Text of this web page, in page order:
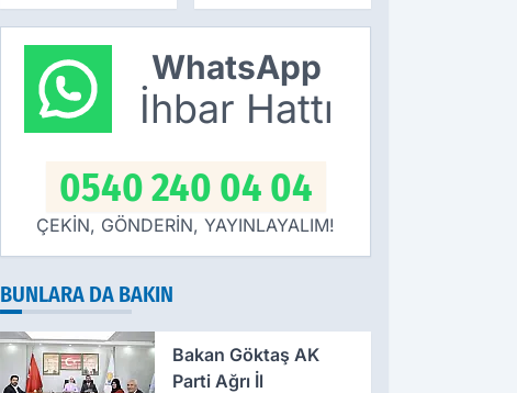
Çekme Limitini
Artırdı: Günlük
Ücretsiz Limit
30 Bin TL Oldu
Zammında! İlk
Ödeneceği
Tarih Netleşti
WhatsApp
İhbar Hattı
0540 240 04 04
ÇEKİN, GÖNDERİN, YAYINLAYALIM!
BUNLARA DA BAKIN
Bakan Göktaş AK
Parti Ağrı İl